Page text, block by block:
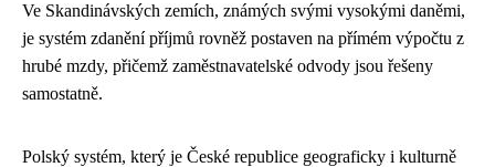
Ve Skandinávských zemích, známých svými vysokými daněmi,
je systém zdanění příjmů rovněž postaven na přímém výpočtu z
hrubé mzdy, přičemž zaměstnavatelské odvody jsou řešeny
samostatně.
Polský systém, který je České republice geograficky i kulturně